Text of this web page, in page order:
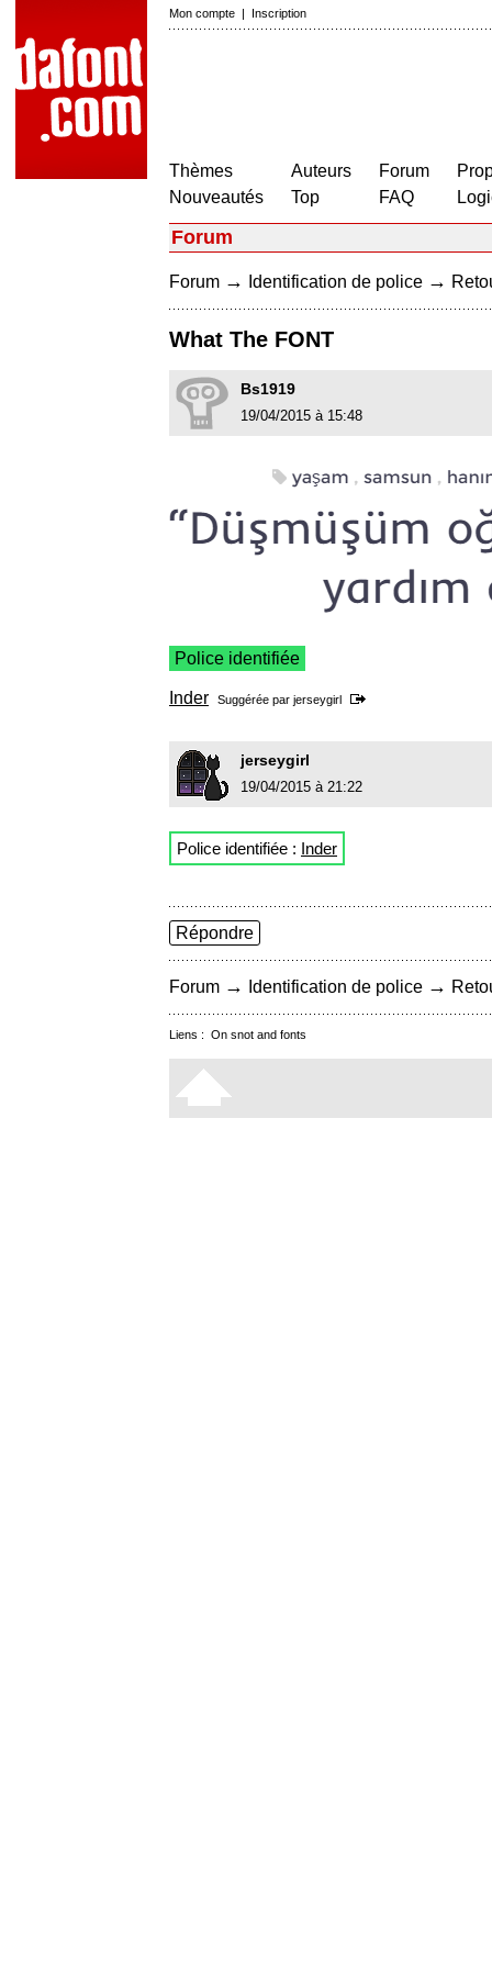
Mon compte | Inscription
Thèmes
Nouveautés
Auteurs
Top
Forum
FAQ
Forum
Forum → Identification de police →
What The FONT
Bs1919
19/04/2015 à 15:48
Police identifiée
Inder Suggérée par jerseygirl
jerseygirl
19/04/2015 à 21:22
Police identifiée : Inder
Répondre
Forum → Identification de police →
Liens : On snot and fonts